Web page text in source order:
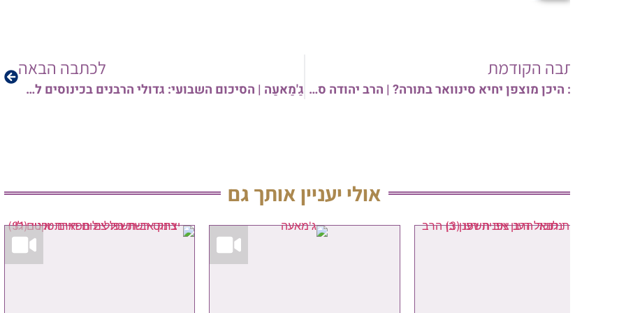
הקודמת
צפו: היכן מוצפן יחיא סינוואר בתורה? | הרב יהודה סעדיה
לכתבה הבאה
גַ'מַאעַה | הסיכום השבועי: גדולי הרבנים בכינוסים למען התנועה הקדושה, הרב שלא השתתף בכינוס בעירו, המדרשייה החדשה בצפון ת"א, ועוד ועוד
אולי יעניין אותך גם